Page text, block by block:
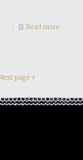
Read more
page